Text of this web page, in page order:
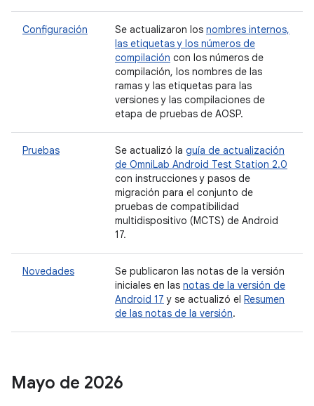
Configuración Se actualizaron los nombres internos,
las etiquetas y los números de
compilación con los números de
compilación, los nombres de las
ramas y las etiquetas para las
versiones y las compilaciones de
etapa de pruebas de AOSP.
Pruebas Se actualizó la guía de actualización
de OmniLab Android Test Station 2.0
con instrucciones y pasos de
migración para el conjunto de
pruebas de compatibilidad
multidispositivo (MCTS) de Android
17.
Novedades
Se publicaron las notas de la versión
iniciales en las notas de la versión de
Android 17 y se actualizó el Resumen
de las notas de la versión.
Mayo de 2026